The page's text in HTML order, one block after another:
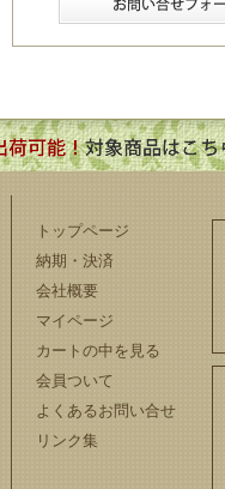
トップページ
納期・決済
会社概要
マイページ
カートの中を見る
会員ついて
よくあるお問い合せ
リンク集